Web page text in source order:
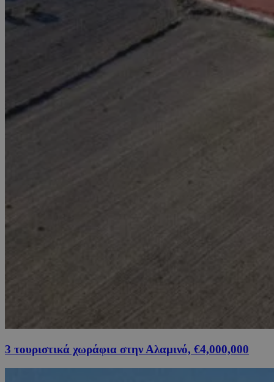
3 τουριστικά χωράφια στην Αλαμινό, €4,000,000